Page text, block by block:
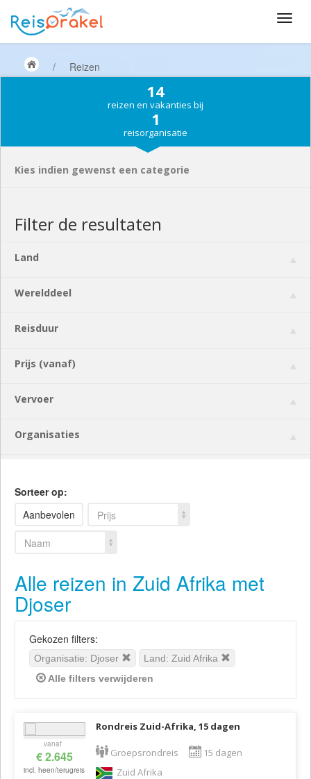
/ Reizen
14
reizen en vakanties bij
1
reisorganisatie
Kies indien gewenst een categorie
Filter de resultaten
Land
Werelddeel
Reisduur
Prijs (vanaf)
Vervoer
Organisaties
Sorteer op:
Aanbevolen
Prijs
Naam
Alle reizen in Zuid Afrika met
Djoser
Gekozen filters:
Organisatie: Djoser
Land: Zuid Afrika
Alle filters verwijderen
vanaf
€ 2.645
incl. heen/terugreis
Rondreis Zuid-Afrika, 15 dagen
Groepsrondreis
15 dagen
Zuid Afrika